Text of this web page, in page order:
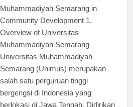
The Role of Universitas
Muhammadiyah Semarang in
Community Development 1.
Overview of Universitas
Muhammadiyah Semarang
Universitas Muhammadiyah
Semarang (Unimus) merupakan
salah satu perguruan tinggi
bergengsi di Indonesia yang